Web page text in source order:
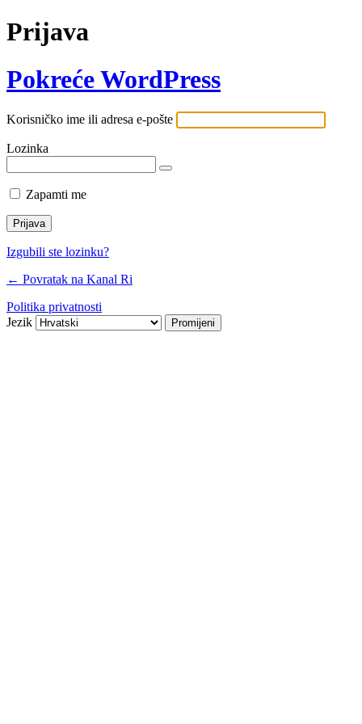
Prijava
Pokreće WordPress
Korisničko ime ili adresa e-pošte
Lozinka
Zapamti me
Izgubili ste lozinku?
← Povratak na Kanal Ri
Politika privatnosti
Jezik